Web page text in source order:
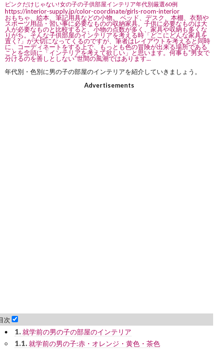
ピンクだけじゃない!女の子の子供部屋インテリア年代別厳選60例
https://interior-supply.jp/color-coordinate/girls-room-interior
おもちゃ、絵本、筆記用具などの小物。 ベッド、デスク、本棚、衣類や
スポーツ用品・習い事に必要なものの収納家具。子供に必要なものは大
人が必要なものと比較すると、小物の点数が多く、家具や収納も多くな
りがち。そんな子供部屋のインテリアを考える時「どこにどんな家具を
置く?」が大切になってくるのですが、筆者はレイアウトを考えると同時
に、コーディネートをする上で、もっとも色の冒険が出来る場所である
ことを念頭に「インテリアを考えて欲しい」と思います。何事も“男女で
分けるのを善しとしない”世間の風潮ではあります...
年代別・色別に男の子の部屋のインテリアを紹介していきましょう。
Advertisements
次
1.就学前の男の子の部屋のインテリア
1.1.就学前の男の子:赤・オレンジ・黄色・茶色